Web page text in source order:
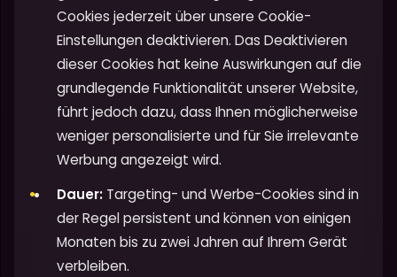
Cookies jederzeit über unsere Cookie-
Einstellungen deaktivieren. Das Deaktivieren
dieser Cookies hat keine Auswirkungen auf die
grundlegende Funktionalität unserer Website,
führt jedoch dazu, dass Ihnen möglicherweise
weniger personalisierte und für Sie irrelevante
Werbung angezeigt wird.
Dauer: Targeting- und Werbe-Cookies sind in
der Regel persistent und können von einigen
Monaten bis zu zwei Jahren auf Ihrem Gerät
verbleiben.